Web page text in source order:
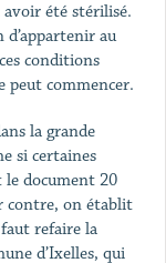
avoir été stérilisé.
au
conditions
peut commencer.
la grande
si certaines
le document 20
contre, on établit
refaire la
d’Ixelles, qui